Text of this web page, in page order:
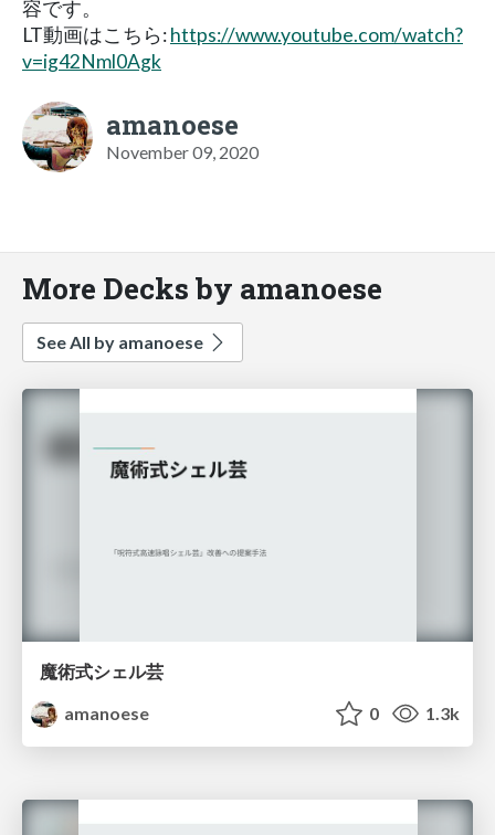
容です。
LT動画はこちら:https://www.youtube.com/watch?
v=ig42Nml0Agk
amanoese
November 09, 2020
More Decks by amanoese
See All by amanoese
魔術式シェル芸
amanoese
0 1.3k